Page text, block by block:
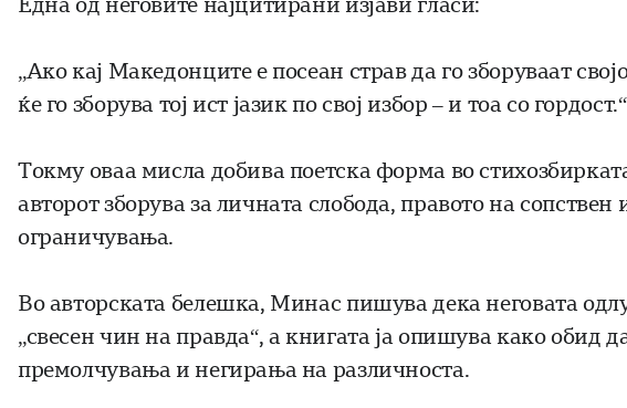
Една од неговите најцитирани изјави гласи:
„Ако кај Македонците е посеан страв да го зборуваат
ќе го зборува тој ист јазик по свој избор – и тоа со гордост.“
Токму оваа мисла добива поетска форма во
авторот зборува за личната слобода, правото на
ограничувања.
Во авторската белешка, Минас пишува дека неговата
„свесен чин на правда“, а книгата ја опишува како обид
премолчувања и негирања на различноста.